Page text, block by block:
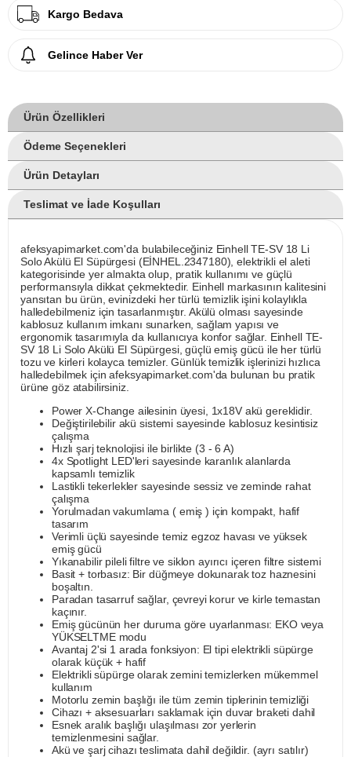
Kargo Bedava
Gelince Haber Ver
Ürün Özellikleri
Ödeme Seçenekleri
Ürün Detayları
Teslimat ve İade Koşulları
afeksyapimarket.com'da bulabileceğiniz Einhell TE-SV 18 Li
Solo Akülü El Süpürgesi (EİNHEL.2347180), elektrikli el aleti
kategorisinde yer almakta olup, pratik kullanımı ve güçlü
performansıyla dikkat çekmektedir. Einhell markasının kalitesini
yansıtan bu ürün, evinizdeki her türlü temizlik işini kolaylıkla
halledebilmeniz için tasarlanmıştır. Akülü olması sayesinde
kablosuz kullanım imkanı sunarken, sağlam yapısı ve
ergonomik tasarımıyla da kullanıcıya konfor sağlar. Einhell TE-
SV 18 Li Solo Akülü El Süpürgesi, güçlü emiş gücü ile her türlü
tozu ve kirleri kolayca temizler. Günlük temizlik işlerinizi hızlıca
halledebilmek için afeksyapimarket.com'da bulunan bu pratik
ürüne göz atabilirsiniz.
Power X-Change ailesinin üyesi, 1x18V akü gereklidir.
Değiştirilebilir akü sistemi sayesinde kablosuz kesintisiz
çalışma
Hızlı şarj teknolojisi ile birlikte (3 - 6 A)
4x Spotlight LED'leri sayesinde karanlık alanlarda
kapsamlı temizlik
Lastikli tekerlekler sayesinde sessiz ve zeminde rahat
çalışma
Yorulmadan vakumlama ( emiş ) için kompakt, hafif
tasarım
Verimli üçlü sayesinde temiz egzoz havası ve yüksek
emiş gücü
Yıkanabilir pileli filtre ve siklon ayırıcı içeren filtre sistemi
Basit + torbasız: Bir düğmeye dokunarak toz haznesini
boşaltın.
Paradan tasarruf sağlar, çevreyi korur ve kirle temastan
kaçınır.
Emiş gücünün her duruma göre uyarlanması: EKO veya
YÜKSELTME modu
Avantaj 2'si 1 arada fonksiyon: El tipi elektrikli süpürge
olarak küçük + hafif
Elektrikli süpürge olarak zemini temizlerken mükemmel
kullanım
Motorlu zemin başlığı ile tüm zemin tiplerinin temizliği
Cihazı + aksesuarları saklamak için duvar braketi dahil
Esnek aralık başlığı ulaşılması zor yerlerin
temizlenmesini sağlar.
Akü ve şarj cihazı teslimata dahil değildir. (ayrı satılır)